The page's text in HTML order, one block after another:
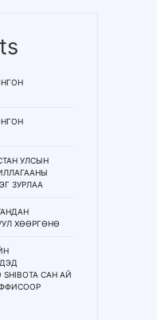
УЛСЫН
ЗУРЛАА
ХӨӨРГӨНӨ
САН АЙ